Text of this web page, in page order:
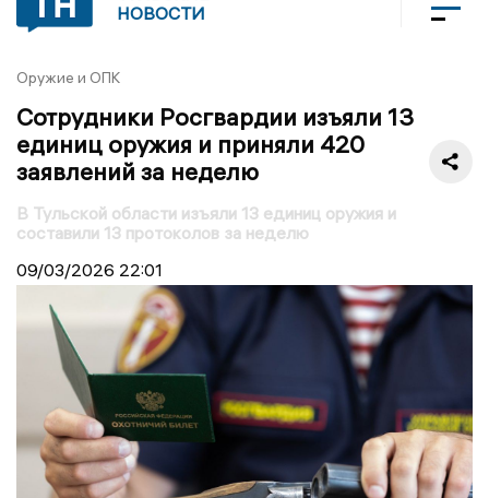
НОВОСТИ
Оружие и ОПК
Сотрудники Росгвардии изъяли 13
единиц оружия и приняли 420
заявлений за неделю
В Тульской области изъяли 13 единиц оружия и
составили 13 протоколов за неделю
09/03/2026 22:01